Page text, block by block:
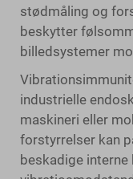
stødmåling og
beskytter
billedsystemer
industrielle
maskineri eller
forstyrrelser kan
beskadige